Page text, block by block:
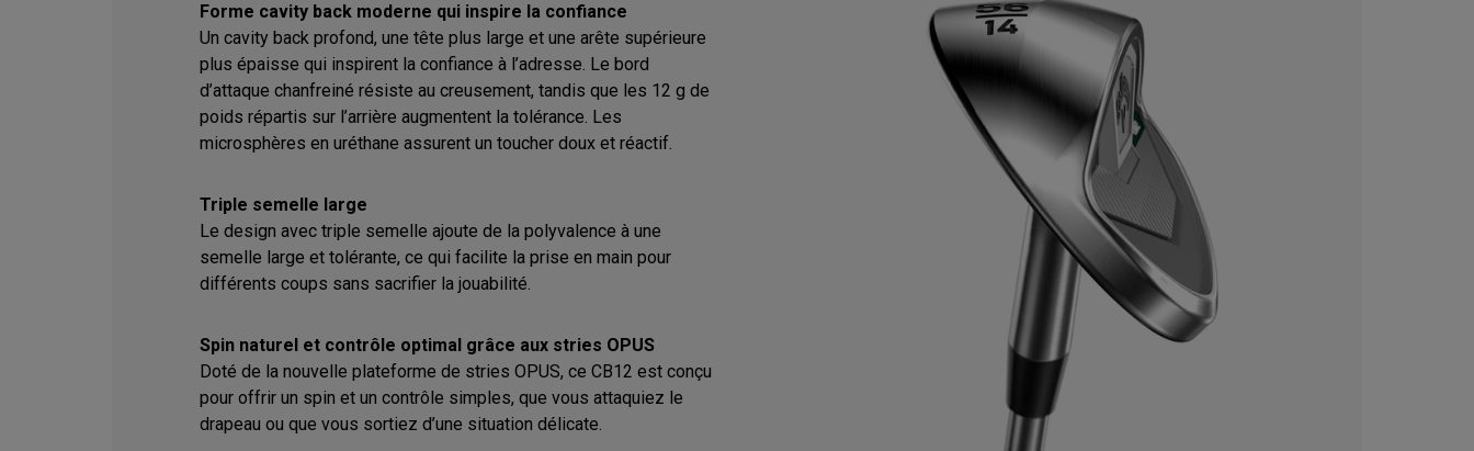
Forme cavity back moderne qui inspire la confiance
Un cavity back profond, une tête plus large et une arête supérieure
plus épaisse qui inspirent la confiance à l’adresse. Le bord
d’attaque chanfreiné résiste au creusement, tandis que les 12 g de
poids répartis sur l’arrière augmentent la tolérance. Les
microsphères en uréthane assurent un toucher doux et réactif.
Triple semelle large
Le design avec triple semelle ajoute de la polyvalence à une
semelle large et tolérante, ce qui facilite la prise en main pour
différents coups sans sacrifier la jouabilité.
Spin naturel et contrôle optimal grâce aux stries OPUS
Doté de la nouvelle plateforme de stries OPUS, ce CB12 est conçu
pour offrir un spin et un contrôle simples, que vous attaquiez le
drapeau ou que vous sortiez d’une situation délicate.